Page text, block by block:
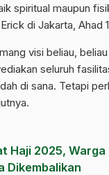
spiritual maupun
di Jakarta, Ahad
visi beliau,
seluruh
di sana. Tetapi
Haji 2025,
Dikembalikan